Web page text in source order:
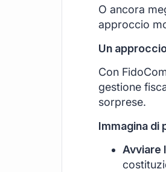
O ancora
approccio
Un
Con
gestione
sorprese.
Immagina di
Avviare